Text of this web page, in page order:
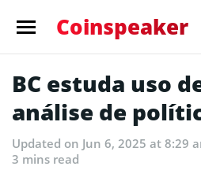
Coinspeaker
BC estuda uso
análise de
Updated on Jun 6, 2025 at 8:29
3 mins read